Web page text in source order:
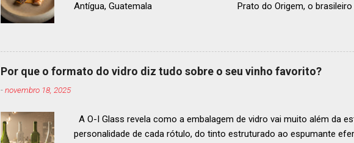
Antígua, Guatemala Prato do Origem, o brasileiro mais
ranqueados nas posições No.51 a No.100,em celebração ao
gastronomia de toda a região. A lista expandida demonstra o
um espectro mais amplo de talentos gastronômicos e prepara o
Por que o formato do vidro diz tudo sobre o seu vinho favorito?
-novembro 18, 2025
A O-I Glass revela como a embalagem de vidro vai muito além da
personalidade de cada rótulo, do tinto estruturado ao espumante